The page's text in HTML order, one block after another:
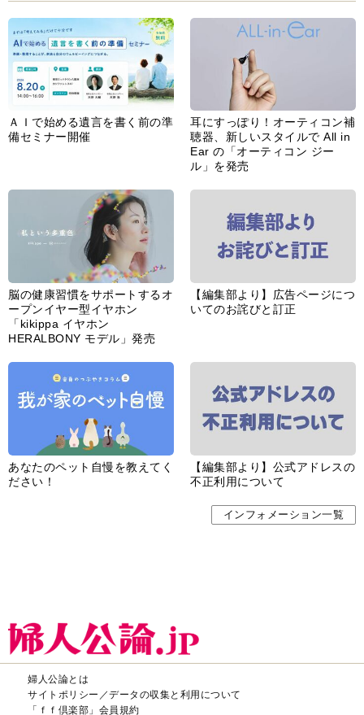
ＡＩで始める遺言を書く前の準
備セミナー開催
耳にすっぽり！オーティコン補
聴器、新しいスタイルで All in
Ear の「オーティコン ジー
ル」を発売
脳の健康習慣をサポートするオ
ープンイヤー型イヤホン
「kikippa イヤホン
HERALBONY モデル」発売
【編集部より】広告ページにつ
いてのお詫びと訂正
あなたのペット自慢を教えてく
ださい！
【編集部より】公式アドレスの
不正利用について
インフォメーション一覧
婦人公論とは
サイトポリシー／データの収集と利用について
「ｆｆ倶楽部」会員規約